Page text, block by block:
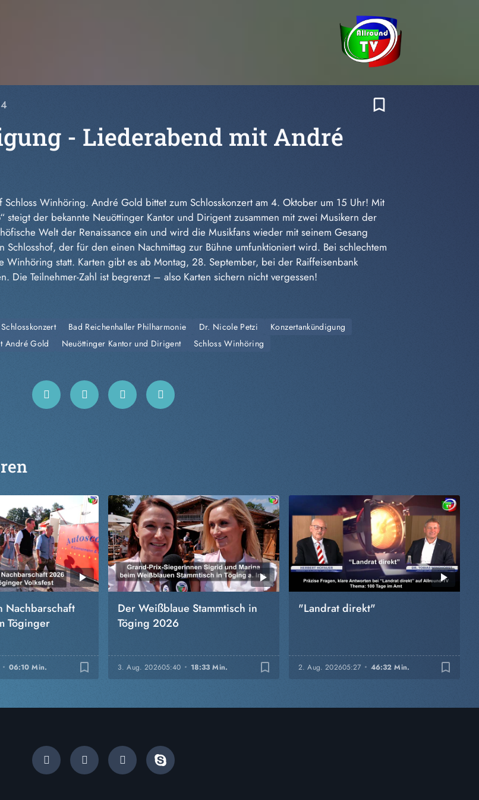
bookmark_border
- Liederabend mit André
Winhöring. André Gold bittet zum Schlosskonzert am 4. Oktober um 15 Uhr! Mit
steigt der bekannte Neuöttinger Kantor und Dirigent zusammen mit zwei Musikern der
Welt der Renaissance ein und wird die Musikfans wieder mit seinem Gesang
Schlosshof, der für den einen Nachmittag zur Bühne umfunktioniert wird. Bei schlechtem
Winhöring statt. Karten gibt es ab Montag, 28. September, bei der Raiffeisenbank
Die Teilnehmer-Zahl ist begrenzt – also Karten sichern nicht vergessen!
Bad Reichenhaller Philharmonie Dr. Nicole Petzi
Konzertankündigung
André Gold
Neuöttinger Kantor und Dirigent Schloss Winhöring
Nachbarschaft
Töginger
06:10 Min. bookmark_border
Der Weißblaue Stammtisch in
Töging 2026
3. Aug. 202605:40 18:33 Min. bookmark_border
"Landrat direkt"
2. Aug. 202605:27 46:32 Min. bookmark_border